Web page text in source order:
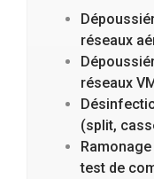
réseaux
réseaux
(split,
test de